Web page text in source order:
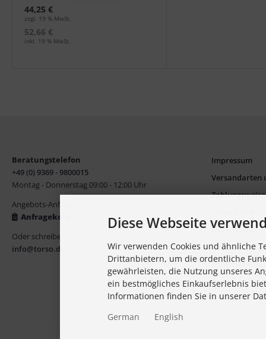
44,25 €
zzgl. 19 % MwSt.
52,66 €
inkl. 19 % MwSt.
Beratungstelefon
+49 (0) 9369 - 9800015
Montag - Donnerstag 09:00 - 12:00 Uhr
Angebots-Anfragen bitte über den
Anfragekorb
Oder schreiben Sie uns
info@torso.de
Impressum
Versandarten
Datenschutz
Widerrufs- u.
Alle Preise exkl. gesetzl. MwSt.
Diese Webseite
Wir verwenden Cookies und ähnliche
Drittanbietern, um die ordentliche
gewährleisten, die Nutzung unseres
ein bestmögliches Einkaufserlebnis
Informationen finden Sie in unserer
German English